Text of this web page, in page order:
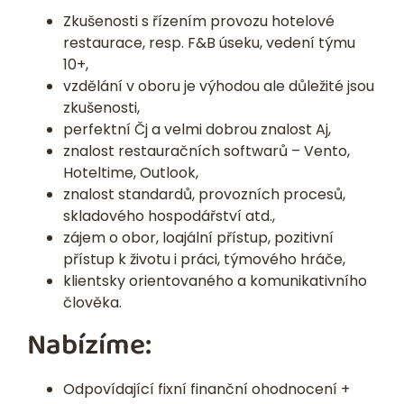
Zkušenosti s řízením provozu hotelové
restaurace, resp. F&B úseku, vedení týmu
10+,
vzdělání v oboru je výhodou ale důležité jsou
zkušenosti,
perfektní Čj a velmi dobrou znalost Aj,
znalost restauračních softwarů – Vento,
Hoteltime, Outlook,
znalost standardů, provozních procesů,
skladového hospodářství atd.,
zájem o obor, loajální přístup, pozitivní
přístup k životu i práci, týmového hráče,
klientsky orientovaného a komunikativního
člověka.
Nabízíme:
Odpovídající fixní finanční ohodnocení +